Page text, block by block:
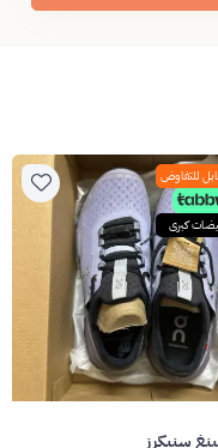
للتفاوض
كبرى
سنيكرز